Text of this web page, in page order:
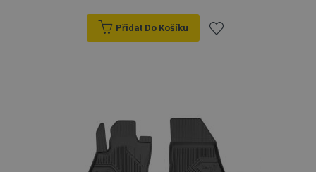
Přidat Do Košíku